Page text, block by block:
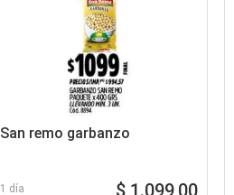
San remo garbanzo
1 día $ 1.099,00